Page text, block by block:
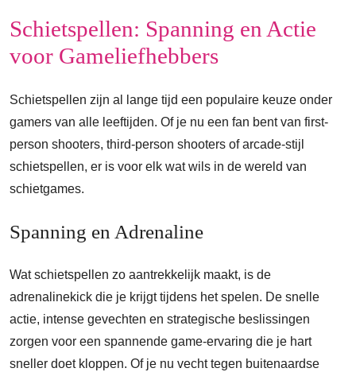
Schietspellen: Spanning en Actie
voor Gameliefhebbers
Schietspellen zijn al lange tijd een populaire keuze onder
gamers van alle leeftijden. Of je nu een fan bent van first-
person shooters, third-person shooters of arcade-stijl
schietspellen, er is voor elk wat wils in de wereld van
schietgames.
Spanning en Adrenaline
Wat schietspellen zo aantrekkelijk maakt, is de
adrenalinekick die je krijgt tijdens het spelen. De snelle
actie, intense gevechten en strategische beslissingen
zorgen voor een spannende game-ervaring die je hart
sneller doet kloppen. Of je nu vecht tegen buitenaardse